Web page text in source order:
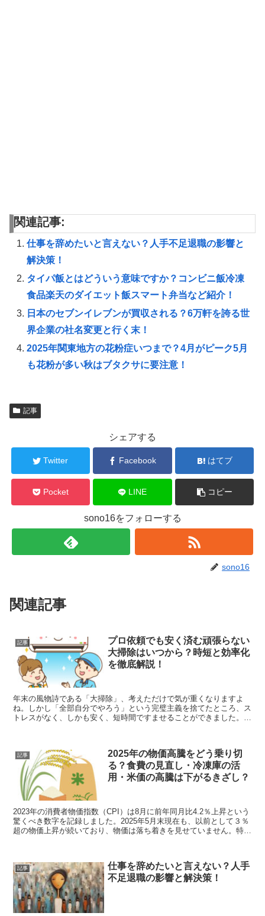
関連記事:
仕事を辞めたいと言えない？人手不足退職の影響と
解決策！
タイパ飯とはどういう意味ですか？コンビニ飯冷凍
食品楽天のダイエット飯スマート弁当など紹介！
日本のセブンイレブンが買収される？6万軒を誇る世
界企業の社名変更と行く末！
2025年関東地方の花粉症いつまで？4月がピーク5月
も花粉が多い秋はブタクサに要注意！
記事
シェアする
Twitter Facebook はてブ
Pocket LINE コピー
sono16をフォローする
sono16
関連記事
記事
プロ依頼でも安く済む頑張らない
大掃除はいつから？時短と効率化
を徹底解説！
年末の風物詩である「大掃除」、考えただけで気が重くなりますよ
ね。しかし「全部自分でやろう」という完璧主義を捨てたところ、ス
トレスがなく、しかも安く、短時間ですませることができました。そ
記事
2025年の物価高騰をどう乗り切
る？食費の見直し・冷凍庫の活
用・米価の高騰は下がるきざし？
2023年の消費者物価指数（CPI）は8月に前年同月比4.2％上昇という
驚くべき数字を記録しました。2025年5月末現在も、以前として３％
超の物価上昇が続いており、物価は落ち着きを見せていません。特に
記事
仕事を辞めたいと言えない？人手
不足退職の影響と解決策！